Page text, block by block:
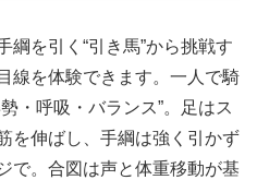
綱を引く“引き馬”から挑戦す
線を体験できます。一人で騎
・呼吸・バランス”。足はス
を伸ばし、手綱は強く引かず
で。合図は声と体重移動が基